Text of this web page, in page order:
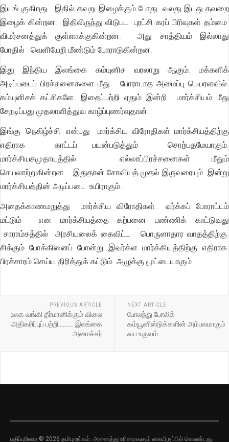
இயங் குகிறது. இதில் தவறு இழைக்கும் போது வலது இடது தவறை
இழைக் கின்றன. இதிலிருந்து விடுபட புரட்சி கரப் பிரிவுகள் தம்மை
விமர்சனத்துக் குள்ளாக்குகின்றன. அது சாத்தியம் இல்லாது
போதில் வெளியேறி மீண்டும் போராடுகின்றன.
இது இந்திய இலங்கை கம்யுனிச வரலாறு ஆகும். மக்களிக்
அடிப்படைப் பிரச்சனைகளை மீது போராடாத அமைப்பு பெயரளவில்
கம்யுனிசக் கட்சிகளே. இதைப்பற்றி ஏதும் இன்றி மார்க்சியம் மீது
சேறடிப்பது முதலாளித்துவ காழ்ப்புணர்வுதான்.
இங்கு 'நெகிழ்ச்சி' என்பது மார்க்சிய விரோதிகள் மார்க்சியத்திற்கு
எதிராக காட்டப் பயன்படுத்தும் சொற்பதமேயாகும்.
மார்க்சியசமுதாயத்தில் எல்லாப்பிரச்சனைகள் மீதும்
செயலாற்றுகின்றன. இதுதான் சோவியத் முதல் இருவரையும் இன்று
மார்க்சியத்தின் அடிப்படை உயிராகும்..
அதைக்காணமறுத்து மார்க்சிய விரோதிகள் வர்க்கப் போராட்டம்
மட்டும் என மார்க்சியத்தை கற்பனை பண்ணிக் காட்டுவது
சாராம்சத்தில் அரசியலைக் கைவிட்ட பொருளாதார வாதத்திற்கு
சிக்கும் போக்கினைப் போன்று இவர்க்ள மார்க்கியத்திற்கு எதிராக
பிரச்சாரம் செய்ய திரித்துக் கட்டும் அழுக்கு மூட்டையாகும்.
PREVIOUS ARTICLE
உலக வங்கி தீர்மானிக்கும் விலை
அதிகரிப்புப் பற்றி.......... இலங்கை
அமைச்சர்
NEXT ARTICLE
போலந்து போலிக்
கம்யூனிஸ்டுக்களின் அம்பலமாகும்
சுய உருவம்
பதிப்புரிமை © 2026 தமிழரங்கம். அனைத்து உரிமைகளும் கையிருப்பில் கொண்டது.